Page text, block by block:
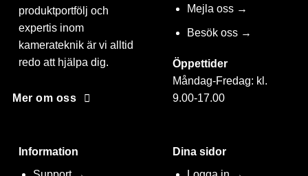
produktportfölj och
expertis inom
kamerateknik är vi alltid
redo att hjälpa dig.
Mer om oss
Mejla oss →
Besök oss →
Öppettider
Måndag-Fredag: kl.
9.00-17.00
Information
Dina sidor